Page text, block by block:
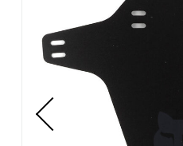
d'appareils
tactiles
peuvent
se
servir
gestes